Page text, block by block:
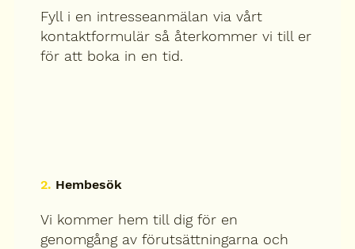
Fyll i en intresseanmälan via vårt
kontaktformulär så återkommer vi till er
för att boka in en tid.
2. Hembesök
Vi kommer hem till dig för en
genomgång av förutsättningarna och